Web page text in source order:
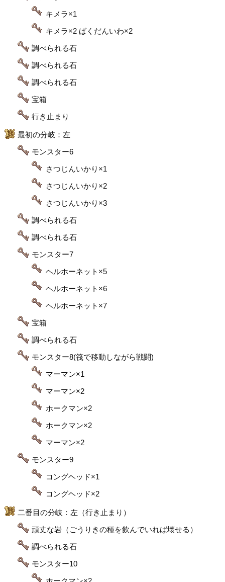
キメラ×1
キメラ×2 ばくだんいわ×2
調べられる石
調べられる石
調べられる石
宝箱
行き止まり
最初の分岐：左
モンスター6
さつじんいかり×1
さつじんいかり×2
さつじんいかり×3
調べられる石
調べられる石
モンスター7
ヘルホーネット×5
ヘルホーネット×6
ヘルホーネット×7
宝箱
調べられる石
モンスター8(筏で移動しながら戦闘)
マーマン×1
マーマン×2
ホークマン×2
ホークマン×2
マーマン×2
モンスター9
コングヘッド×1
コングヘッド×2
二番目の分岐：左（行き止まり）
頑丈な岩（ごうりきの種を飲んでいれば壊せる）
調べられる石
モンスター10